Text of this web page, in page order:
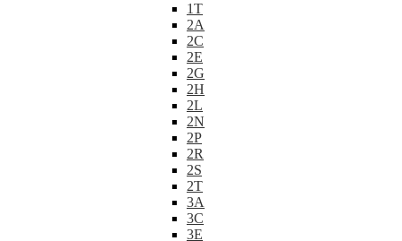
1T
2A
2C
2E
2G
2H
2L
2N
2P
2R
2S
2T
3A
3C
3E